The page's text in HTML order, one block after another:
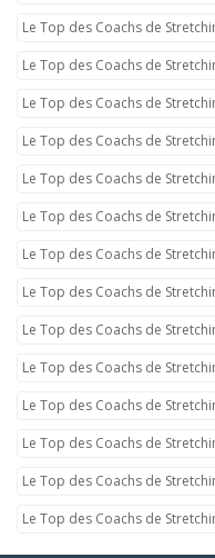
Le Top des Coachs de
Le Top des Coachs de
Le Top des Coachs de
Le Top des Coachs de
Le Top des Coachs de
Le Top des Coachs de
Le Top des Coachs de
Le Top des Coachs de
Le Top des Coachs de
Le Top des Coachs de
Le Top des Coachs de
Le Top des Coachs de
Le Top des Coachs de
Le Top des Coachs de